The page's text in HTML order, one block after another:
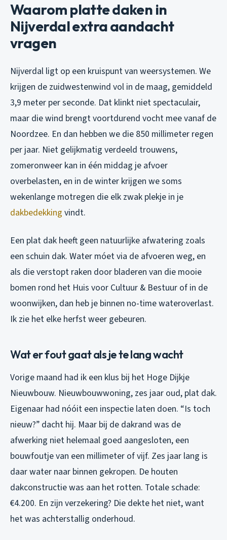
Waarom platte daken in
Nijverdal extra aandacht
vragen
Nijverdal ligt op een kruispunt van weersystemen. We
krijgen de zuidwestenwind vol in de maag, gemiddeld
3,9 meter per seconde. Dat klinkt niet spectaculair,
maar die wind brengt voortdurend vocht mee vanaf de
Noordzee. En dan hebben we die 850 millimeter regen
per jaar. Niet gelijkmatig verdeeld trouwens,
zomeronweer kan in één middag je afvoer
overbelasten, en in de winter krijgen we soms
wekenlange motregen die elk zwak plekje in je
dakbedekking vindt.
Een plat dak heeft geen natuurlijke afwatering zoals
een schuin dak. Water móet via de afvoeren weg, en
als die verstopt raken door bladeren van die mooie
bomen rond het Huis voor Cultuur & Bestuur of in de
woonwijken, dan heb je binnen no-time wateroverlast.
Ik zie het elke herfst weer gebeuren.
Wat er fout gaat als je te lang wacht
Vorige maand had ik een klus bij het Hoge Dijkje
Nieuwbouw. Nieuwbouwwoning, zes jaar oud, plat dak.
Eigenaar had nóóit een inspectie laten doen. “Is toch
nieuw?” dacht hij. Maar bij de dakrand was de
afwerking niet helemaal goed aangesloten, een
bouwfoutje van een millimeter of vijf. Zes jaar lang is
daar water naar binnen gekropen. De houten
dakconstructie was aan het rotten. Totale schade:
€4.200. En zijn verzekering? Die dekte het niet, want
het was achterstallig onderhoud.